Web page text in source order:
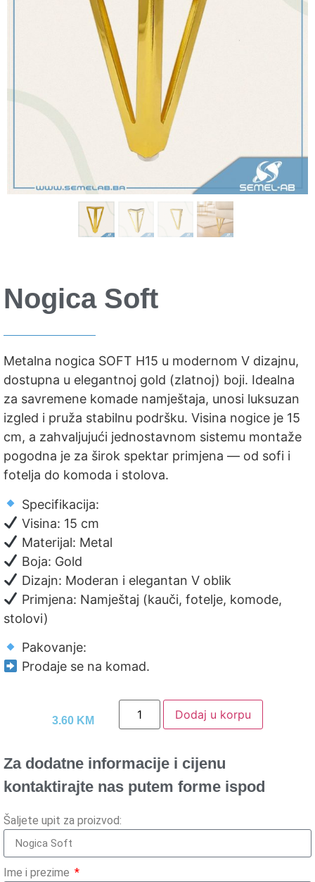
Nogica Soft
Metalna nogica SOFT H15 u modernom V dizajnu,
dostupna u elegantnoj gold (zlatnoj) boji. Idealna
za savremene komade namještaja, unosi luksuzan
izgled i pruža stabilnu podršku. Visina nogice je 15
cm, a zahvaljujući jednostavnom sistemu montaže
pogodna je za širok spektar primjena — od sofi i
fotelja do komoda i stolova.
Specifikacija:
Visina: 15 cm
Materijal: Metal
Boja: Gold
Dizajn: Moderan i elegantan V oblik
Primjena: Namještaj (kauči, fotelje, komode,
stolovi)
Pakovanje:
Prodaje se na komad.
3.60 KM Dodaj u korpu
Za dodatne informacije i cijenu
kontaktirajte nas putem forme ispod
Šaljete upit za proizvod:
Ime i prezime